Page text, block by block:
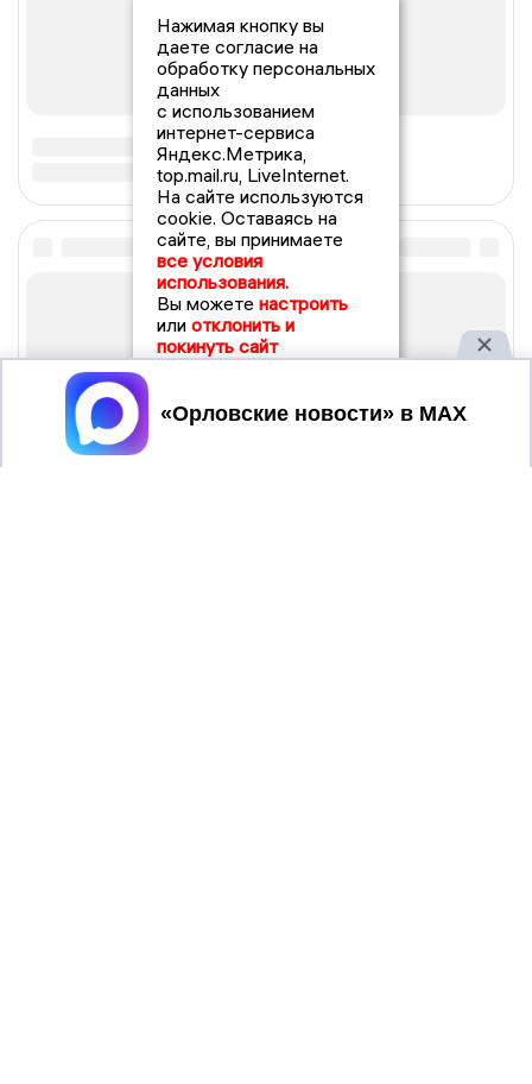
Нажимая кнопку вы
даете согласие на
обработку персональных
данных
с использованием
интернет-сервиса
Яндекс.Метрика,
top.mail.ru, LiveInternet.
На сайте используются
cookie. Оставаясь на
сайте, вы принимаете
все условия
использования.
Вы можете настроить
или отклонить и
покинуть сайт
Принять